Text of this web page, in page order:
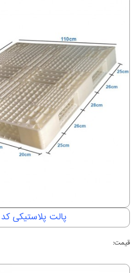
پالت پلاستیکی کد 111
قیمت: